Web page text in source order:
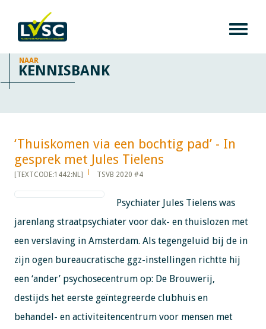
NAAR
KENNISBANK
‘Thuiskomen via een bochtig pad’ - In
gesprek met Jules Tielens​​​​​​
[TEXTCODE:1442:NL] TSVB 2020 #4
Psychiater Jules Tielens was
jarenlang straatpsychiater voor dak- en thuislozen met
een verslaving in Amsterdam. Als tegengeluid bij de in
zijn ogen bureaucratische ggz-instellingen richtte hij
een ‘ander’ psychosecentrum op: De Brouwerij,
destijds het eerste geïntegreerde clubhuis en
behandel- en activiteitencentrum voor mensen met